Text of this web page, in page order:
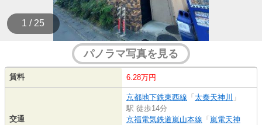
1 / 25
パノラマ写真を見る
賃料 6.28万円
交通
京都地下鉄東西線 「 太秦天神川 」
駅 徒歩14分
京福電気鉄道嵐山本線 「 嵐電天神